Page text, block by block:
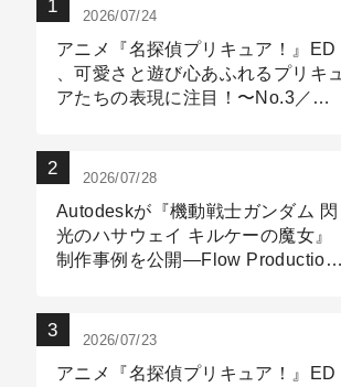
2026/07/24
アニメ『名探偵プリキュア！』ED
、可愛さと遊び心あふれるプリキュ
アたちの表現に注目！〜No.3／ア
2026/07/28
Autodeskが『機動戦士ガンダム 閃
光のハサウェイ キルケーの魔女』
制作事例を公開―Flow Production
2026/07/23
アニメ『名探偵プリキュア！』ED